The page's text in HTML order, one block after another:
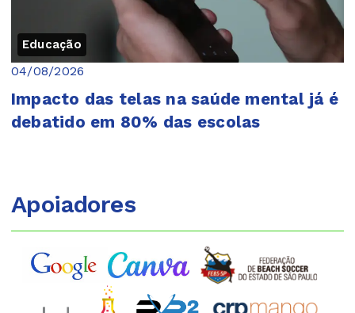
Educação
04/08/2026
Impacto das telas na saúde mental já é
debatido em 80% das escolas
Apoiadores